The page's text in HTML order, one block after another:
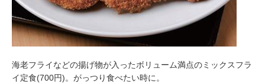
海老フライなどの揚げ物が入ったボリューム満点のミックスフラ
イ定食(700円)。がっつり食べたい時に。